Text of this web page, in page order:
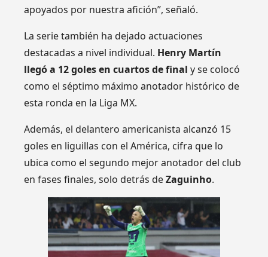
apoyados por nuestra afición”, señaló.
La serie también ha dejado actuaciones
destacadas a nivel individual. Henry Martín
llegó a 12 goles en cuartos de final y se colocó
como el séptimo máximo anotador histórico de
esta ronda en la Liga MX.
Además, el delantero americanista alcanzó 15
goles en liguillas con el América, cifra que lo
ubica como el segundo mejor anotador del club
en fases finales, solo detrás deZaguinho.